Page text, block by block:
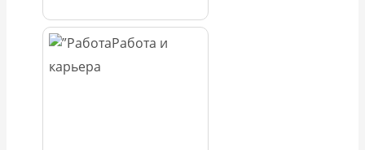
Работа и
карьера